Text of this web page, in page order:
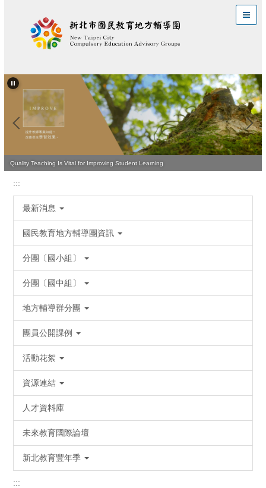
區
Quality Teaching Is Vital for Improving Student Learning
:::
最新消息
國民教育地方輔導團資訊
分團〔國小組〕
分團〔國中組〕
地方輔導群分團
團員公開課例
活動花絮
資源連結
人才資料庫
未來教育國際論壇
新北教育豐年季
:::